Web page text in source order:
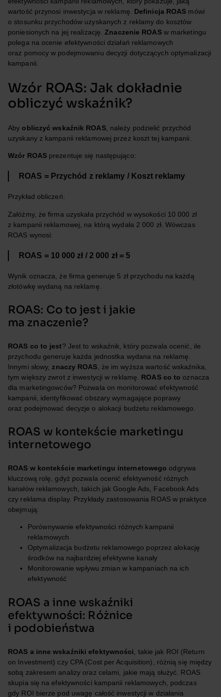
wartość przynosi inwestycja w reklamę. Definicja ROAS mówi
o stosunku przychodów uzyskanych z reklamy do kosztów
poniesionych na jej realizację.Znaczenie ROASw marketingu
polega na ocenie efektywności działań reklamowych
oraz pomocy w podejmowaniu decyzji dotyczących optymalizacji
kampanii.
Wzór ROAS: Jak dokładnie
obliczyć wskaźnik?
Abyobliczyć wskaźnik ROAS, należy podzielić przychód
uzyskany z kampanii reklamowej przez koszt tej kampanii.
Wzór ROASprezentuje się następująco:
ROAS = Przychód z reklamy / Koszt reklamy
Przykład obliczeń:
Załóżmy, że firma uzyskała przychód w wysokości 10 000 zł
z kampanii reklamowej, na którą wydała 2 000 zł. Wówczas
ROAS wynosi:
ROAS = 10 000 zł / 2 000 zł = 5
Wynik oznacza, że firma generuje 5 zł przychodu na każdą
złotówkę wydaną na reklamę.
ROAS: Co to jest i jakie
ma znaczenie?
ROAS co to jest? Jest to wskaźnik, który pozwala ocenić, ile
przychodu generuje każda jednostka wydana na reklamę.
Innymi słowy, znaczy ROAS , że im wyższa wartość wskaźnika,
tym większy zwrot z inwestycji w reklamę. ROAS co to oznacza
dla marketingowców? Pozwala on monitorować efektywność
kampanii, identyfikować obszary wymagające poprawy
oraz podejmować decyzje o alokacji budżetu reklamowego.
ROAS w kontekście marketingu
internetowego
ROAS w kontekście marketingu internetowego odgrywa
kluczową rolę, gdyż pozwala ocenić efektywność różnych
kanałów reklamowych, takich jak Google Ads, Facebook Ads
czy reklama display. Przykłady zastosowania ROAS w praktyce
obejmują:
Porównywanie efektywności różnych kampanii
reklamowych
Optymalizacja budżetu reklamowego poprzez alokację
środków na najbardziej efektywne kanały
Monitorowanie wpływu zmian w kampaniach na ich
efektywność
ROAS a inne wskaźniki
efektywności: Różnice
i podobieństwa
ROAS a inne wskaźniki efektywności , takie jak ROI (Return
on Investment) czy CPA (Cost per Acquisition), różnią się między
sobą zakresem analizy oraz celami, jakie mają służyć. ROAS
skupia się na efektywności kampanii reklamowych, podczas
gdy ROI bierze pod uwagę całość inwestycji w działania